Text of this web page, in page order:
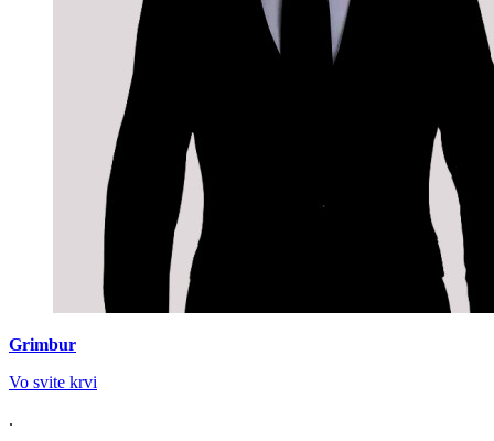
Grimbur
Vo svite krvi
.